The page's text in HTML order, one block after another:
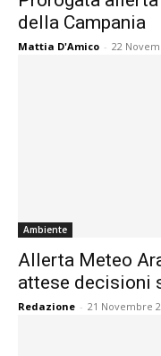
della Campania
Mattia D'Amico - 22
Ambiente
Allerta Meteo
attese decisioni
Redazione - 21 Novembre